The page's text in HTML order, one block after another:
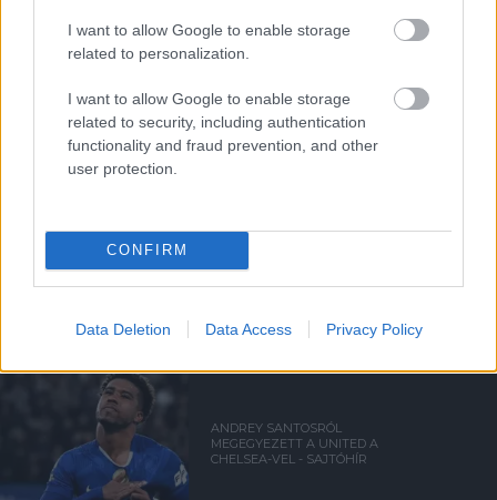
I want to allow Google to enable storage
related to personalization.
I want to allow Google to enable storage
related to security, including authentication
functionality and fraud prevention, and other
user protection.
CONFIRM
Data Deletion Data Access Privacy Policy
Kapcsolódó hírek
PLETYKÁK, ÁTIGAZOLÁSOK
ELŐREHALADOTT
ANDREY SANTOSRÓL
MEGEGYEZETT A UNITED A
CHELSEA-VEL - SAJTÓHÍR